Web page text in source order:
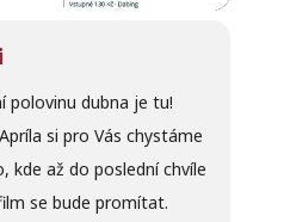
polovinu dubna je tu!
si pro Vás chystáme
kde až do poslední chvíle
se bude promítat.